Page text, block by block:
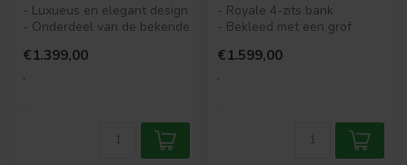
- Luxueus en elegant design
- Onderdeel van de bekende
- Bek...
€1.399,00
.
.
- Royale 4-zits bank
- Bekleed met een grof
polyester en 6% n...
€1.599,00
.
.